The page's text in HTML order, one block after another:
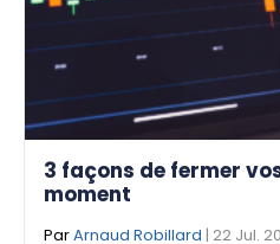
3 façons de fermer
moment
ParArnaud Robillard | 22 Jul.